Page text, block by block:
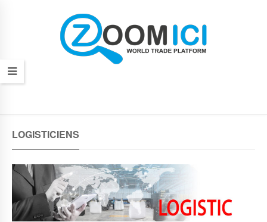
LOGISTICIENS